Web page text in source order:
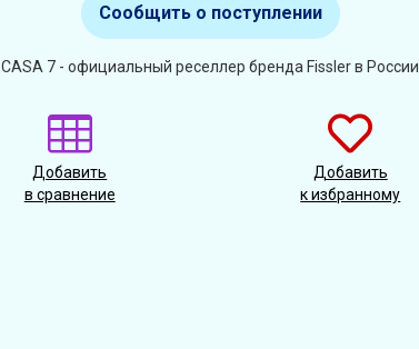
Сообщить о поступлении
CASA 7 - официальный реселлер бренда Fissler в России
Добавить
в сравнение
Добавить
к избранному